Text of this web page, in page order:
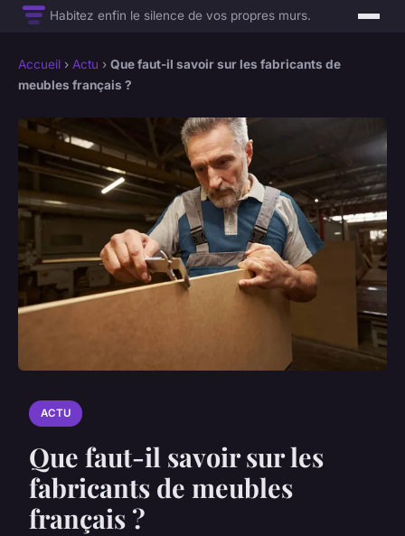
Habitez enfin le silence de vos propres murs.
Accueil › Actu › Que faut-il savoir sur les fabricants de
meubles français ?
ACTU
Que faut-il savoir sur les
fabricants de meubles
français ?